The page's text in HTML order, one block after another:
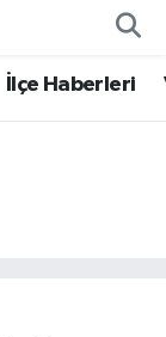
İlçe Haberleri